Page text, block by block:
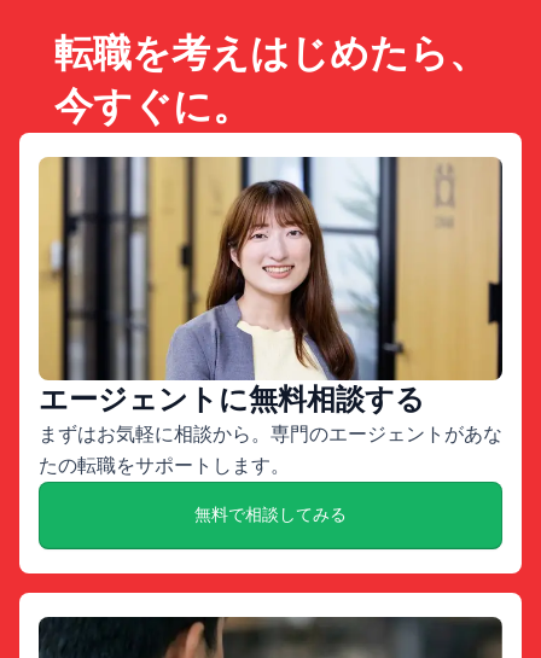
転職を考えはじめたら、
今すぐに。
エージェントに無料相談する
まずはお気軽に相談から。専門のエージェントがあな
たの転職をサポートします。
無料で相談してみる